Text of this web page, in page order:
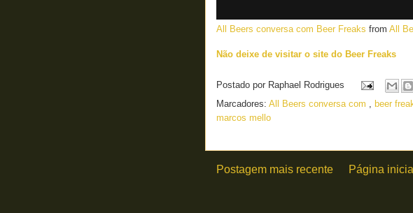
All Beers conversa com Beer Freaks from All
Não deixe de visitar o site do Beer Freaks
Postado por Raphael Rodrigues
Marcadores: All Beers conversa com , beer
marcos mello
Postagem mais recente Página inicial